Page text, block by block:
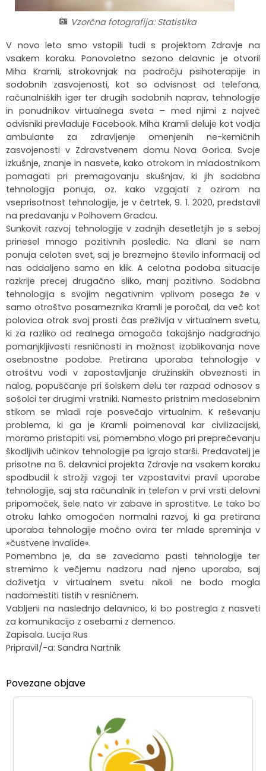
Vzorčna fotografija: Statistika
V novo leto smo vstopili tudi s projektom Zdravje na
vsakem koraku. Ponovoletno sezono delavnic je otvoril
Miha Kramli, strokovnjak na področju psihoterapije in
sodobnih zasvojenosti, kot so odvisnost od telefona,
računalniških iger ter drugih sodobnih naprav, tehnologije
in ponudnikov virtualnega sveta – med njimi z največ
odvisniki prevladuje Facebook. Miha Kramli deluje kot vodja
ambulante za zdravljenje omenjenih ne-kemičnih
zasvojenosti v Zdravstvenem domu Nova Gorica. Svoje
izkušnje, znanje in nasvete, kako otrokom in mladostnikom
pomagati pri premagovanju skušnjav, ki jih sodobna
tehnologija ponuja, oz. kako vzgajati z ozirom na
vseprisotnost tehnologije, je v četrtek, 9. 1. 2020, predstavil
na predavanju v Polhovem Gradcu.
Sunkovit razvoj tehnologije v zadnjih desetletjih je s seboj
prinesel mnogo pozitivnih posledic. Na dlani se nam
ponuja celoten svet, saj je brezmejno število informacij od
nas oddaljeno samo en klik. A celotna podoba situacije
razkrije precej drugačno sliko, manj pozitivno. Sodobna
tehnologija s svojim negativnim vplivom posega že v
samo otroštvo posameznika Kramli je poročal, da več kot
polovica otrok svoj prosti čas preživlja v virtualnem svetu,
ki za razliko od realnega omogoča takojšnjo nadgradnjo
pomanjkljivosti resničnosti in možnost izoblikovanja nove
osebnostne podobe. Pretirana uporaba tehnologije v
otroštvu vodi v zapostavljanje družinskih obveznosti in
nalog, popuščanje pri šolskem delu ter razpad odnosov s
sošolci ter drugimi vrstniki. Namesto pristnim medosebnim
stikom se mladi raje posvečajo virtualnim. K reševanju
problema, ki ga je Kramli poimenoval kar civilizacijski,
moramo pristopiti vsi, pomembno vlogo pri preprečevanju
škodljivih učinkov tehnologije pa igrajo starši. Predavatelj je
prisotne na 6. delavnici projekta Zdravje na vsakem koraku
spodbudil k strožji vzgoji ter vzpostavitvi pravil uporabe
tehnologije, saj sta računalnik in telefon v prvi vrsti delovni
pripomoček, šele nato vir zabave in sprostitve. Le tako bo
otroku lahko omogočen normalni razvoj, ki ga pretirana
uporaba tehnologije močno ovira ter mlade spreminja v
»čustvene invalide«.
Pomembno je, da se zavedamo pasti tehnologije ter
stremimo k večjemu nadzoru nad njeno uporabo, saj
doživetja v virtualnem svetu nikoli ne bodo mogla
nadomestiti tistih v resničnem.
Vabljeni na naslednjo delavnico, ki bo postregla z nasveti
za komunikacijo z osebami z demenco.
Zapisala. Lucija Rus
Pripravil/-a: Sandra Nartnik
Povezane objave
Krajevne skupnosti
Gasilstvo in civilna zaščita
Občinski nagrajenci
Strateški dokumenti
Javni zavod Polhograjska graščina
Turistična taksa
Vprašajte občino
Predlagajte občini
Oskrba najdenih živali
Letovanje za starejše
Organizacije s področja socialnega varstva
Portal eUprava
Zasebni vrtci in varuhi predšolskih otrok
Merilniki hitrosti
Lokalni ponudniki hrane in izdelkov
Trajnostni razvoj turizma
Osmrtnice
Cenik storitev
Režijski obrat
JP VOKA SNAGA